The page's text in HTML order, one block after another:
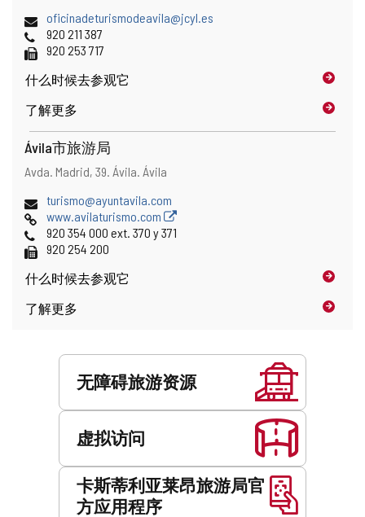
址
电
子
邮
件
地
oficinadeturismodeavila@jcyl.es
电
话
920 211 387
传
真
920 253 717
什么时候去参观它
了解更多
Ávila市旅游局
地
邮
地
址
Avda. Madrid, 39. Ávila. Ávila
电
子
邮
件
地
址
turismo@ayuntavila.com
网
页
www.avilaturismo.com
电
话
920 354 000 ext. 370 y 371
传
真
920 254 200
什么时候去参观它
了解更多
无障碍旅游资源
虚拟访问
卡斯蒂利亚莱昂旅游局官
方应用程序